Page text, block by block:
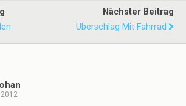
Nächster Beitrag
Überschlag Mit Fahrrad